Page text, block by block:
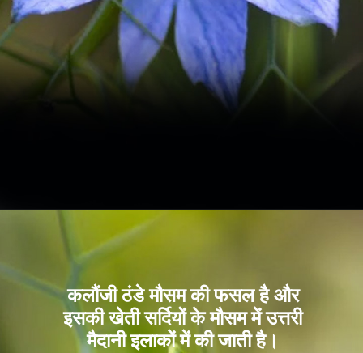
कलौंजी ठंडे मौसम की फसल है और
इसकी खेती सर्दियों के मौसम में उत्तरी
मैदानी इलाकों में की जाती है।